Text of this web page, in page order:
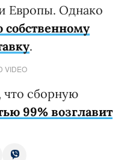
Европы. Однако
собственному
.
VIDEO
что сборную
99% возглавит